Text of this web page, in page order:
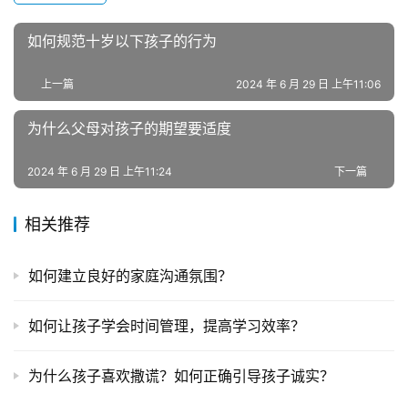
叛
逆
如何规范十岁以下孩子的行为
上一篇 2024 年 6 月 29 日 上午11:06
为什么父母对孩子的期望要适度
下一篇
2024 年 6 月 29 日 上午11:24
相关推荐
如何建立良好的家庭沟通氛围？
如何让孩子学会时间管理，提高学习效率？
为什么孩子喜欢撒谎？如何正确引导孩子诚实？